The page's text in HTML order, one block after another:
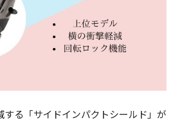
する「サイドインパクトシールド」が